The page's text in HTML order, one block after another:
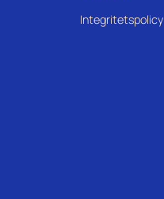
Integritetspolicy